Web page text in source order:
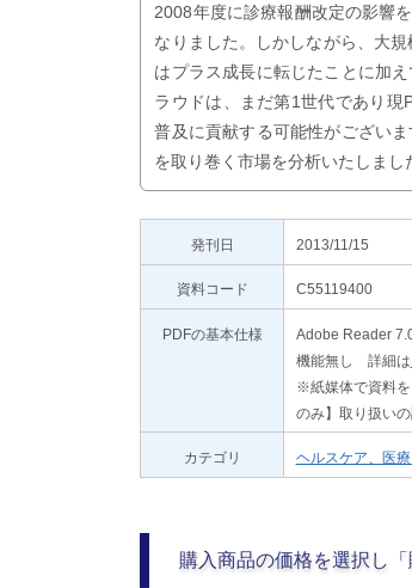
2008年度に診療報酬改定の影響
なりました。しかしながら、大
はプラス成長に転じたことに加
ラウドは、まだ第1世代であり現
普及に貢献する可能性がござい
を取り巻く市場を分析いたしまし
発刊日 2013/11/15
資料コード C55119400
PDFの基本仕様
Adobe Reader
機能無し 詳細は
※紙媒体で資料を
のみ】取り扱い
カテゴリ ヘルスケア、医
購入商品の価格を選択し